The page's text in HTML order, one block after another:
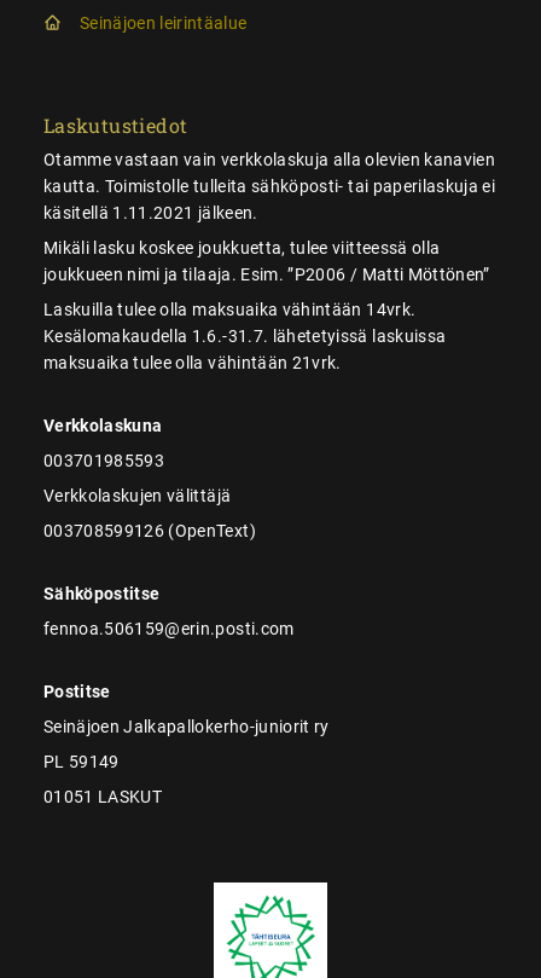
Seinäjoen leirintäalue
Laskutustiedot
Otamme vastaan vain verkkolaskuja alla olevien kanavien
kautta. Toimistolle tulleita sähköposti- tai paperilaskuja ei
käsitellä 1.11.2021 jälkeen.
Mikäli lasku koskee joukkuetta, tulee viitteessä olla
joukkueen nimi ja tilaaja. Esim. ”P2006 / Matti Möttönen”
Laskuilla tulee olla maksuaika vähintään 14vrk.
Kesälomakaudella 1.6.-31.7. lähetetyissä laskuissa
maksuaika tulee olla vähintään 21vrk.
Verkkolaskuna
003701985593
Verkkolaskujen välittäjä
003708599126 (OpenText)
Sähköpostitse
fennoa.506159@erin.posti.com
Postitse
Seinäjoen Jalkapallokerho-juniorit ry
PL 59149
01051 LASKUT